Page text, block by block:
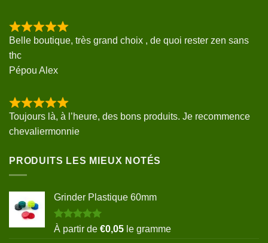
Belle boutique, très grand choix , de quoi rester zen sans
thc
Pépou Alex
Toujours là, à l’heure, des bons produits. Je recommence
chevaliermonnie
PRODUITS LES MIEUX NOTÉS
Grinder Plastique 60mm
Note5.00
sur 5
À partir de €0,05 le gramme